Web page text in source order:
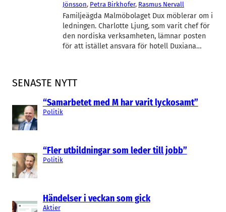
SENASTE NYTT
“Samarbetet med M har varit lyckosamt”
Politik
“Fler utbildningar som leder till jobb”
Politik
Händelser i veckan som gick
Aktier
Jönsson, Petra Birkhofer, Rasmus Nervall
Familjeägda Malmöbolaget Dux möblerar om i
ledningen. Charlotte Ljung, som varit chef för
den nordiska verksamheten, lämnar posten
för att istället ansvara för hotell Duxiana…